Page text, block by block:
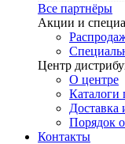
Все партнёры
Акции и
Центр
О центре
Каталоги
Доставка
Порядок
Контакты